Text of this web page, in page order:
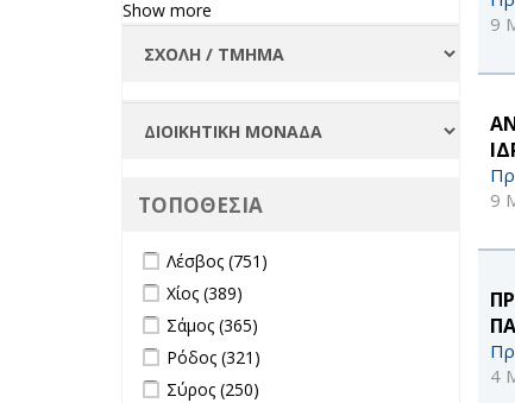
9
9
4
filter
Show more
ΤΟΠΟΘΕΣΙΑ
Apply Λέσβος filter
Λέσβος (751)
Apply Χίος filter
Χίος (389)
Apply Σάμος filter
Σάμος (365)
Apply Ρόδος filter
Ρόδος (321)
Apply Σύρος filter
Σύρος (250)